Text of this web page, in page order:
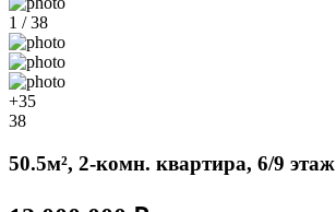
1 / 38
+35
38
50.5м², 2-комн. квартира, 6/9 этаж